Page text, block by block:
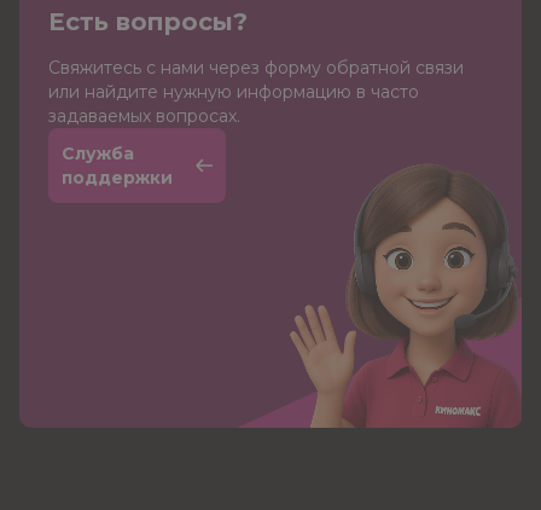
Есть вопросы?
Cвяжитесь с нами через форму обратной связи
или найдите нужную информацию в часто
задаваемых вопросах.
Служба
поддержки